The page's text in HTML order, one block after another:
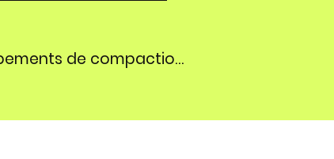
Retour aux équipements de compaction